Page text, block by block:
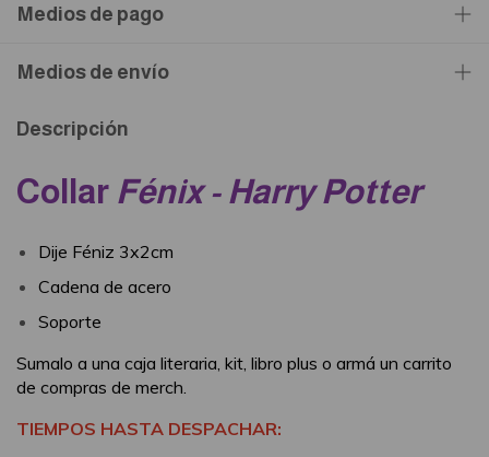
Medios de pago
Medios de envío
Descripción
Collar Fénix - Harry Potter
Dije Féniz 3x2cm
Cadena de acero
Soporte
Sumalo a una caja literaria, kit, libro plus o armá un carrito
de compras de merch.
TIEMPOS HASTA DESPACHAR: